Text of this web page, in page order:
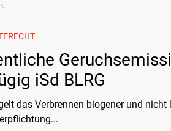
iSd BLRG
das Verbrennen biogener und